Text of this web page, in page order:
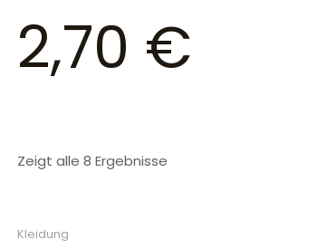
2,70 €
Zeigt alle 8 Ergebnisse
Kleidung